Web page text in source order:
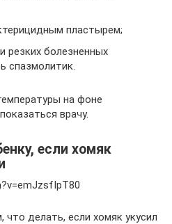
пластырем;
резких болезненных
спазмолитик.
на фоне
врачу.
если хомяк
делать, если хомяк укусил